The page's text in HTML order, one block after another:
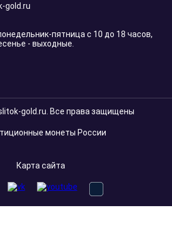
gold.ru
пятница с 10 до 18 часов,
- выходные.
gold.ru. Все права защищены
монеты России
Карта сайта